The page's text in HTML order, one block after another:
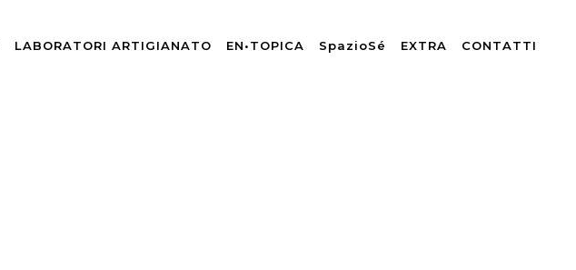
LABORATORI ARTIGIANATO EN•TOPICA SpazioSé EXTRA CONTATTI